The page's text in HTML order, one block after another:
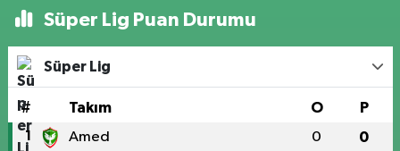
Süper Lig Puan Durumu
Süper Lig
# Takım O P
1 Amed 0 0